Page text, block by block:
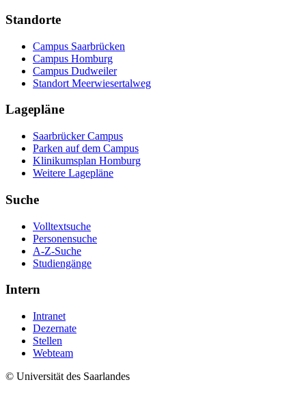
Standorte
Campus Saarbrücken
Campus Homburg
Campus Dudweiler
Standort Meerwiesertalweg
Lagepläne
Saarbrücker Campus
Parken auf dem Campus
Klinikumsplan Homburg
Weitere Lagepläne
Suche
Volltextsuche
Personensuche
A-Z-Suche
Studiengänge
Intern
Intranet
Dezernate
Stellen
Webteam
© Universität des Saarlandes